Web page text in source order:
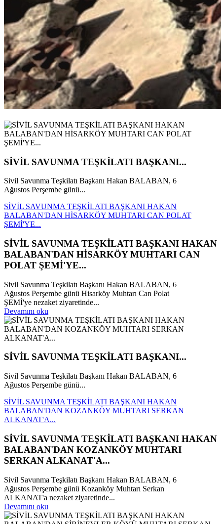
SİVİL SAVUNMA TEŞKİLATI BAŞKANI...
Sivil Savunma Teşkilatı Başkanı Hakan BALABAN, 6
Ağustos Perşembe günü...
SİVİL SAVUNMA TEŞKİLATI BAŞKANI HAKAN
BALABAN'DAN HİSARKÖY MUHTARI CAN POLAT
ŞEMİ'YE...
SİVİL SAVUNMA TEŞKİLATI BAŞKANI HAKAN
BALABAN'DAN HİSARKÖY MUHTARI CAN
POLAT ŞEMİ'YE...
Sivil Savunma Teşkilatı Başkanı Hakan BALABAN, 6
Ağustos Perşembe günü Hisarköy Muhtarı Can Polat
ŞEMİ'ye nezaket ziyaretinde...
Devamını oku
SİVİL SAVUNMA TEŞKİLATI BAŞKANI...
Sivil Savunma Teşkilatı Başkanı Hakan BALABAN, 6
Ağustos Perşembe günü...
SİVİL SAVUNMA TEŞKİLATI BAŞKANI HAKAN
BALABAN'DAN KOZANKÖY MUHTARI SERKAN
ALKANAT'A...
SİVİL SAVUNMA TEŞKİLATI BAŞKANI HAKAN
BALABAN'DAN KOZANKÖY MUHTARI
SERKAN ALKANAT'A...
Sivil Savunma Teşkilatı Başkanı Hakan BALABAN, 6
Ağustos Perşembe günü Kozanköy Muhtarı Serkan
ALKANAT'a nezaket ziyaretinde...
Devamını oku